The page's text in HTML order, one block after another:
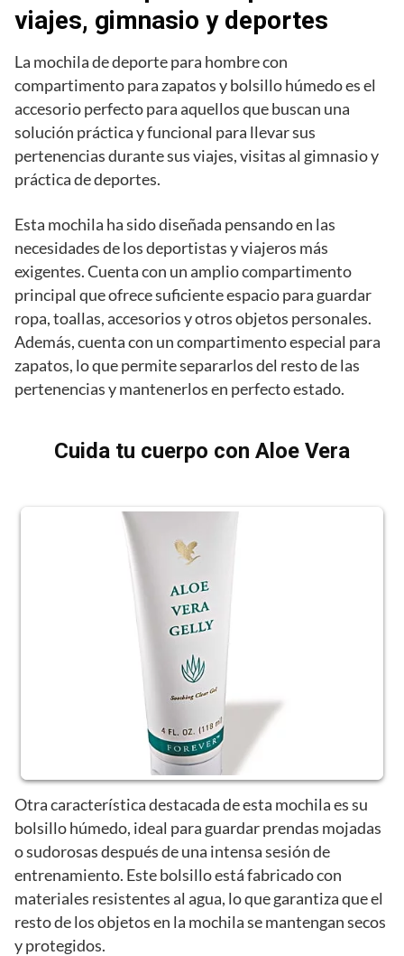
viajes, gimnasio y deportes
La mochila de deporte para hombre con
compartimento para zapatos y bolsillo húmedo es el
accesorio perfecto para aquellos que buscan una
solución práctica y funcional para llevar sus
pertenencias durante sus viajes, visitas al gimnasio y
práctica de deportes.
Esta mochila ha sido diseñada pensando en las
necesidades de los deportistas y viajeros más
exigentes. Cuenta con un amplio compartimento
principal que ofrece suficiente espacio para guardar
ropa, toallas, accesorios y otros objetos personales.
Además, cuenta con un compartimento especial para
zapatos, lo que permite separarlos del resto de las
pertenencias y mantenerlos en perfecto estado.
Cuida tu cuerpo con Aloe Vera
Otra característica destacada de esta mochila es su
bolsillo húmedo, ideal para guardar prendas mojadas
o sudorosas después de una intensa sesión de
entrenamiento. Este bolsillo está fabricado con
materiales resistentes al agua, lo que garantiza que el
resto de los objetos en la mochila se mantengan secos
y protegidos.